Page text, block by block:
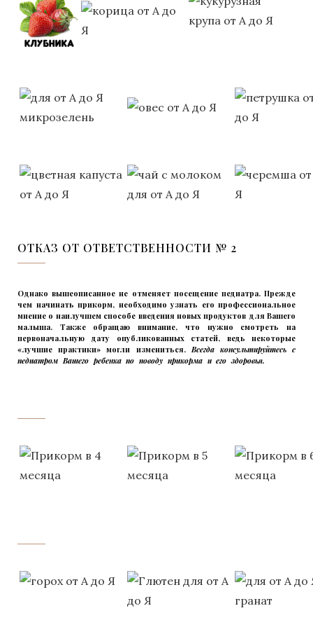
ОТКАЗ ОТ ОТВЕТСТВЕННОСТИ № 2
Однако вышеописанное не отменяет посещение педиатра. Прежде
чем начинать прикорм, необходимо узнать его профессиональное
мнение о наилучшем способе введения новых продуктов для Вашего
малыша. Также обращаю внимание, что нужно смотреть на
первоначальную дату опубликованных статей, ведь некоторые
«лучшие практики» могли измениться.Всегда консультируйтесь с
педиатром Вашего ребенка по поводу прикорма и его здоровья.